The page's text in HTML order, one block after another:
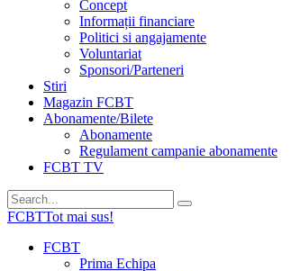
Concept
Informații financiare
Politici si angajamente
Voluntariat
Sponsori/Parteneri
Stiri
Magazin FCBT
Abonamente/Bilete
Abonamente
Regulament campanie abonamente
FCBT TV
FCBTTot mai sus!
FCBT
Prima Echipa